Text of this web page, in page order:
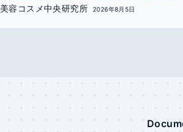
美容コスメ中央研究所 2026年8月5日